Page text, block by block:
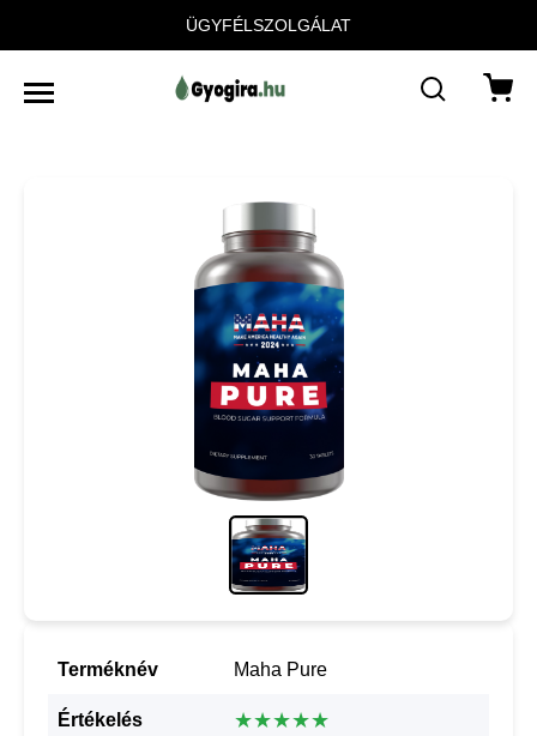
ÜGYFÉLSZOLGÁLAT
Terméknév Maha Pure
Értékelés ★★★★★